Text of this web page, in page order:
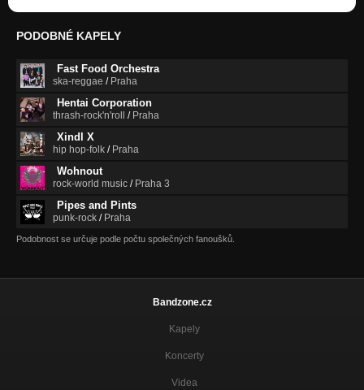
Nezařazeno
Jungla Nuttha (snippet)
Nezařazeno
Ants (snippet)
Nezařazeno
Yemanja CU Album version (snippet)
Di Nero (snippet)
Nezařazeno
Wanna Play_ (snippet)
Family(snippet)
"Yemanja" COTTONMOUTH RMX !!!!
PODOBNÉ KAPELY
Fast Food Orchestra
ska-reggae / Praha
Hentai Corporation
thrash-rock'n'roll / Praha
Xindl X
hip hop-folk / Praha
Wohnout
rock-world music / Praha 3
Pipes and Pints
punk-rock / Praha
Podobnost se určuje podle počtu společných fanoušků.
Bandzone.cz
Kapely
Koncerty
Videa